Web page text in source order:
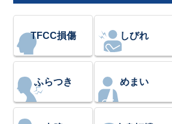
TFCC損傷 しびれ
ふらつき めまい